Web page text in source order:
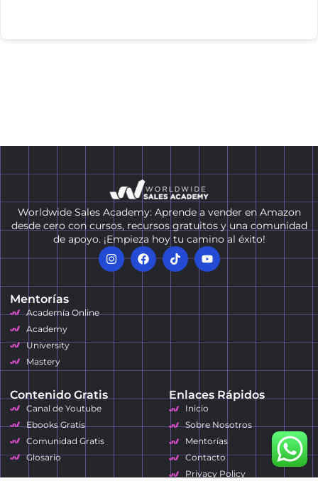
Worldwide Sales Academy: Aprende a vender en Amazon
desde cero con cursos, recursos gratuitos y una comunidad
de apoyo. ¡Empieza hoy tu camino al éxito!
Mentorías
Academía Online
Academy
University
Mastery
Contenido Gratis
Canal de Youtube
Ebooks Gratis
Comunidad Gratis
Glosario
Enlaces Rápidos
Inicio
Sobre Nosotros
Mentorías
Contacto
Privacy Policy